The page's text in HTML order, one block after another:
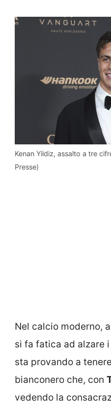
Kenan Yildiz, assalto a tre
Presse)
Nel calcio moderno,
si fa fatica ad alzare
sta provando a
bianconero che, con
vedendo la